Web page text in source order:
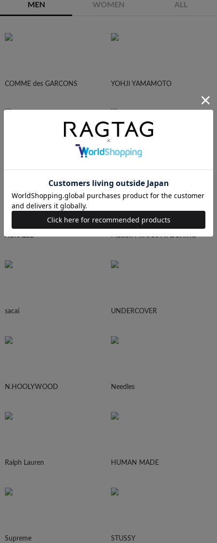
MEN WOMEN ALL
COMME des GARCONS YOHJI YAMAMOTO
AURALEE Maison MIHARA YASUHIRO
sacai UNDERCOVER
N.HOOLYWOOD Needles
Ralph Lauren HUMAN MADE
Supreme STUSSY